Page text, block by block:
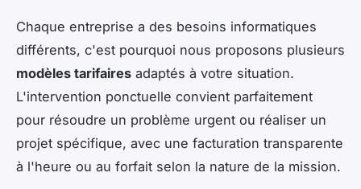
Chaque entreprise a des besoins informatiques
différents, c'est pourquoi nous proposons plusieurs
modèles tarifaires adaptés à votre situation.
L'intervention ponctuelle convient parfaitement
pour résoudre un problème urgent ou réaliser un
projet spécifique, avec une facturation transparente
à l'heure ou au forfait selon la nature de la mission.